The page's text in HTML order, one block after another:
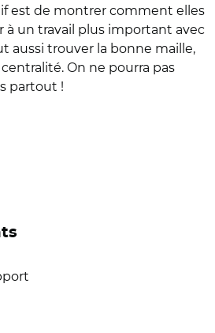
est de montrer comment elles
à un travail plus important avec
aussi trouver la bonne maille,
On ne pourra pas
partout !